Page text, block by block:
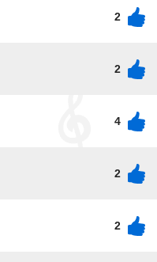
2
2
4
2
2